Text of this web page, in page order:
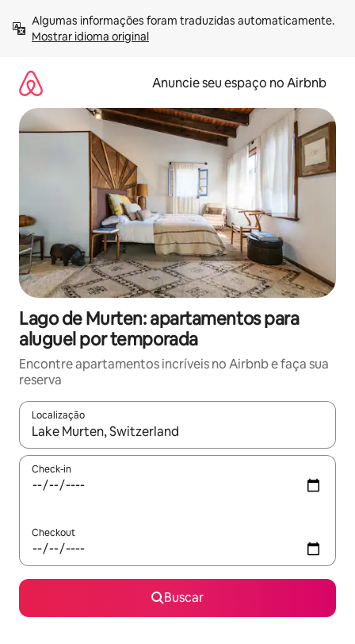
para
Mostrar idioma original
Anuncie seu espaço no Airbnb
Lago de Murten: apartamentos para
aluguel por temporada
Encontre apartamentos incríveis no Airbnb e faça sua
reserva
Localização
Quando os resultados estiverem disponíveis, explore-os
Check-in
Checkout
Buscar